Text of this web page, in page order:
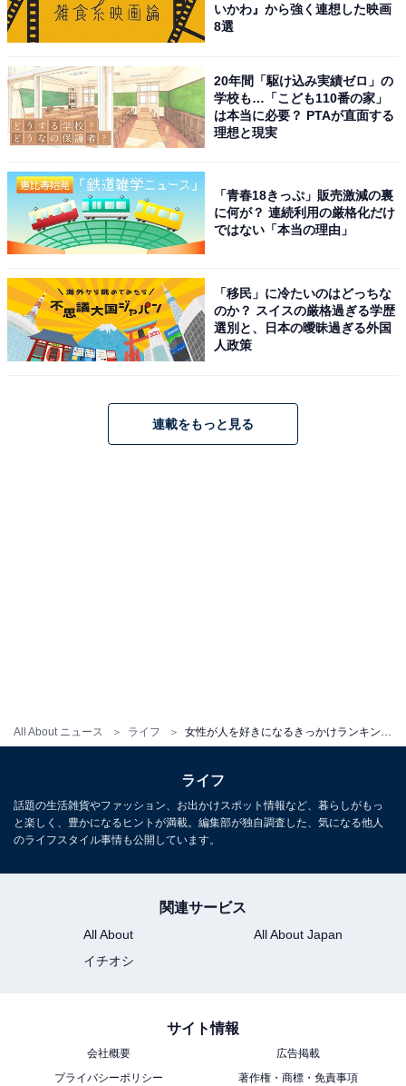
All About ニュース ライフ
たという人が多いようです。一方で「自分より弱い人を
助けていたとき（30代女性）」と、他人に優しくしてい
る姿を見たときも、その人に魅力を感じますよね。優し
さを前面にアピールするというよりは、普段の生活にお
いてさりげなく気遣いを見せるとポイントが高くなるか
も。
4位以下にもさまざまな理由がランクイン
ではの回答ですね。力強さや男気だけでなく、包容力や
リーダーシップのある人に惹かれる傾向があるようで
す。7位には「特別扱いされた」という回答も。「勘違
どんなところで恋が生まれるかは分かりません。このラ
【マンガ／1話】彼氏とキスできない……好きだけど生
【マンガ／前編】40歳、子なし専業主婦の憂鬱。「子ど
もはいないのに働いていないのね？」と珍しがられて傷
「なぜかモテる」人の共通点って？モテたい人は、自分
の魅力を“棚卸し”してみよう
【関連リンク】
いかわ』から強く連想した映画
8選
20年間「駆け込み実績ゼロ」の
学校も…「こども110番の家」
は本当に必要？ PTAが直面する
理想と現実
「青春18きっぷ」販売激減の裏
に何が？ 連続利用の厳格化だけ
ではない「本当の理由」
「移民」に冷たいのはどっちな
のか？ スイスの厳格過ぎる学歴
選別と、日本の曖昧過ぎる外国
人政策
連載をもっと見る
ライフ
話題の生活雑貨やファッション、お出かけスポット情報など、暮らしがもっ
と楽しく、豊かになるヒントが満載。編集部が独自調査した、気になる他人
のライフスタイル事情も公開しています。
関連サービス
All About
All About Japan
イチオシ
サイト情報
会社概要
広告掲載
プライバシーポリシー
著作権・商標・免責事項